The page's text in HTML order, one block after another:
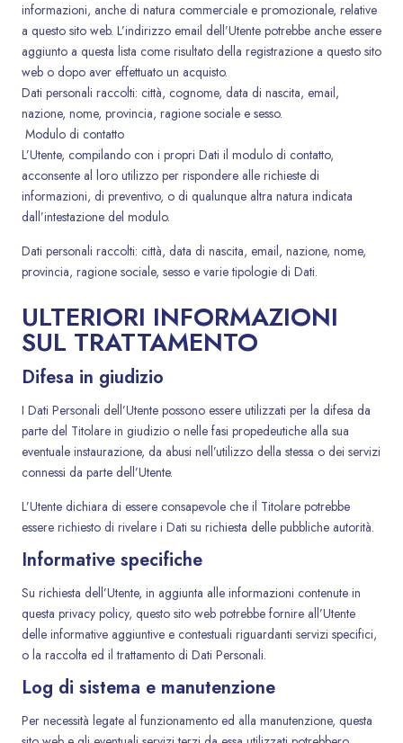
informazioni, anche di natura commerciale e promozionale, relative
a questo sito web. L’indirizzo email dell’Utente potrebbe anche essere
aggiunto a questa lista come risultato della registrazione a questo sito
web o dopo aver effettuato un acquisto.
Dati personali raccolti: città, cognome, data di nascita, email,
nazione, nome, provincia, ragione sociale e sesso.
Modulo di contatto
L’Utente, compilando con i propri Dati il modulo di contatto,
acconsente al loro utilizzo per rispondere alle richieste di
informazioni, di preventivo, o di qualunque altra natura indicata
dall’intestazione del modulo.
Dati personali raccolti: città, data di nascita, email, nazione, nome,
provincia, ragione sociale, sesso e varie tipologie di Dati.
ULTERIORI INFORMAZIONI
SUL TRATTAMENTO
Difesa in giudizio
I Dati Personali dell’Utente possono essere utilizzati per la difesa da
parte del Titolare in giudizio o nelle fasi propedeutiche alla sua
eventuale instaurazione, da abusi nell’utilizzo della stessa o dei servizi
connessi da parte dell’Utente.
L’Utente dichiara di essere consapevole che il Titolare potrebbe
essere richiesto di rivelare i Dati su richiesta delle pubbliche autorità.
Informative specifiche
Su richiesta dell’Utente, in aggiunta alle informazioni contenute in
questa privacy policy, questo sito web potrebbe fornire all’Utente
delle informative aggiuntive e contestuali riguardanti servizi specifici,
o la raccolta ed il trattamento di Dati Personali.
Log di sistema e manutenzione
Per necessità legate al funzionamento ed alla manutenzione, questa